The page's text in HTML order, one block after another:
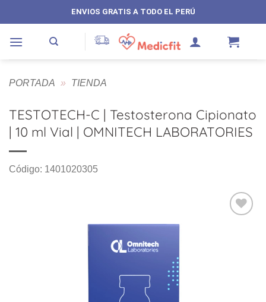
al
contenido
ENVIOS GRATIS A TODO EL PERÚ
PORTADA » TIENDA
TESTOTECH-C | Testosterona Cipionato
| 10 ml Vial | OMNITECH LABORATORIES
Código: 1401020305